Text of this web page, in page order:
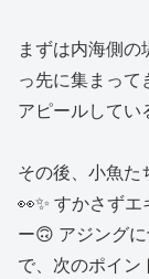
まずは内海側
っ先に集まっ
アピールしてい
その後、小魚
👀✨ すかさず
ー🙃 アジング
で、次のポイン